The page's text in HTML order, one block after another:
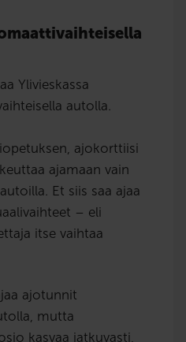
Ylivieskassa
autolla.
ajokorttiisi
ajamaan vain
Et siis saa ajaa
– eli
itse vaihtaa
ajotunnit
mutta
kasvaa jatkuvasti,